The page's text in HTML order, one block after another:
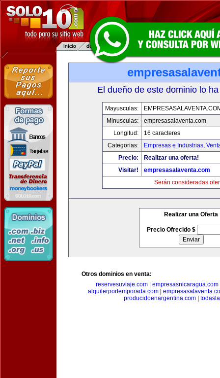
El dueño de este dominio lo
Mayusculas:
Minusculas:
empresasalaventa.com
Longitud:
16 caracteres
Categorias:
Empresas e Industrias,
Precio:
Realizar una oferta!
Visitar!
empresasalaventa.com
Serán consideradas
Realizar una Oferta
Precio Ofrecido $
Otros dominios en venta:
reservesuviaje.com| empresasnicaragua.com
alquilerportemporada.com
producidoenargentina.com